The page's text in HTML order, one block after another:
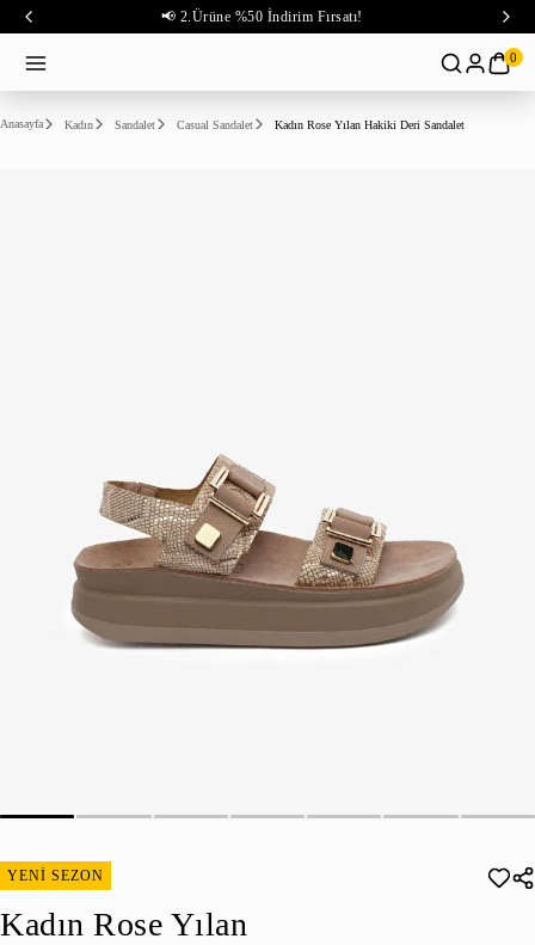
📢 2.Ürüne %50 İndirim Fırsatı!
0
Anasayfa Kadın Sandalet Casual Sandalet Kadın Rose Yılan Hakiki Deri Sandalet
YENİ SEZON
Kadın Rose Yılan